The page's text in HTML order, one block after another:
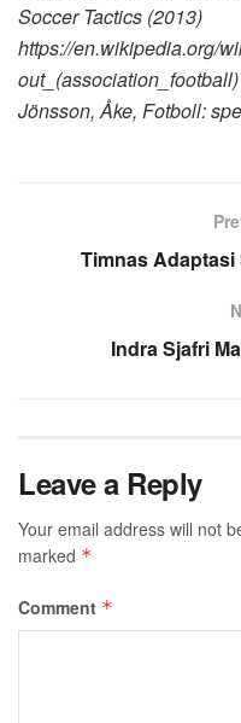
Soccer Tactics (2013)
https://en.wikipedia.org/
out_(association_football)
Jönsson, Åke, Fotboll:
Timnas Adaptasi
Indra Sjafri
Leave a Reply
Your email address will not
marked *
Comment *